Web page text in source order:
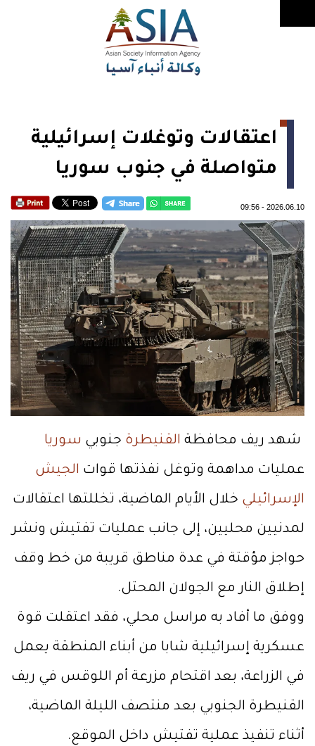
اعتقالات وتوغلات إسرائيلية
متواصلة في جنوب سوريا
2026.06.10
-
09:56
شهد ريف محافظة القنيطرة جنوبي سوريا
عمليات مداهمة وتوغل نفذتها قوات الجيش
الإسرائيلي خلال الأيام الماضية، تخللتها اعتقالات
لمدنيين محليين، إلى جانب عمليات تفتيش ونشر
حواجز مؤقتة في عدة مناطق قريبة من خط وقف
إطلاق النار مع الجولان المحتل.
ووفق ما أفاد به مراسل محلي، فقد اعتقلت قوة
عسكرية إسرائيلية شابا من أبناء المنطقة يعمل
في الزراعة، بعد اقتحام مزرعة أم اللوقس في ريف
القنيطرة الجنوبي بعد منتصف الليلة الماضية،
أثناء تنفيذ عملية تفتيش داخل الموقع.